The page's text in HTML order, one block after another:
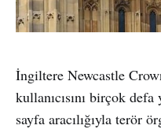
İngiltere Newcastle
kullanıcısını birçok
sayfa aracılığıyla terör